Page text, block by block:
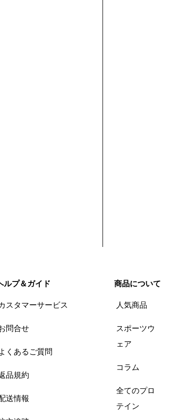
ルプ＆ガイド
スタマーサービス
問合せ
くあるご質問
品規約
送情報
商品について
人気商品
スポーツウ
ェア
コラム
全てのプロ
テイン